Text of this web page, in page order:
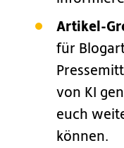
Artikel-
für
von KI
euch
können.